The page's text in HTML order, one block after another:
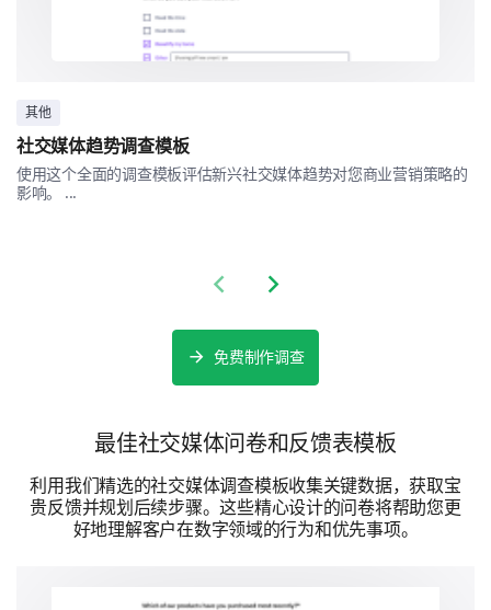
男
其他
社交媒体趋势调查模板
使用这个全面的调查模板评估新兴社交媒体趋势对您商业营销策略的
影响。 ...
Previous slide
Next slide
免费制作调查
最佳社交媒体问卷和反馈表模板
利用我们精选的社交媒体调查模板收集关键数据，获取宝
贵反馈并规划后续步骤。这些精心设计的问卷将帮助您更
好地理解客户在数字领域的行为和优先事项。